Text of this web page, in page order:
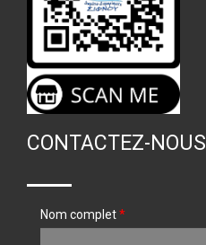
CONTACTEZ-NOUS
Nom complet*